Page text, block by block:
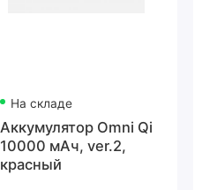
На складе
Аккумулятор Omni Qi
10000 мАч, ver.2,
красный